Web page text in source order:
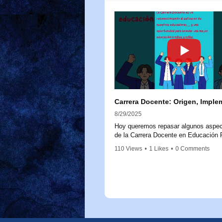
8/29/2025
Hoy queremos repasar algunos
de la Carrera Docente en Educación
educadoras y educadores,
110 Views • 1 Likes • 0 Comments